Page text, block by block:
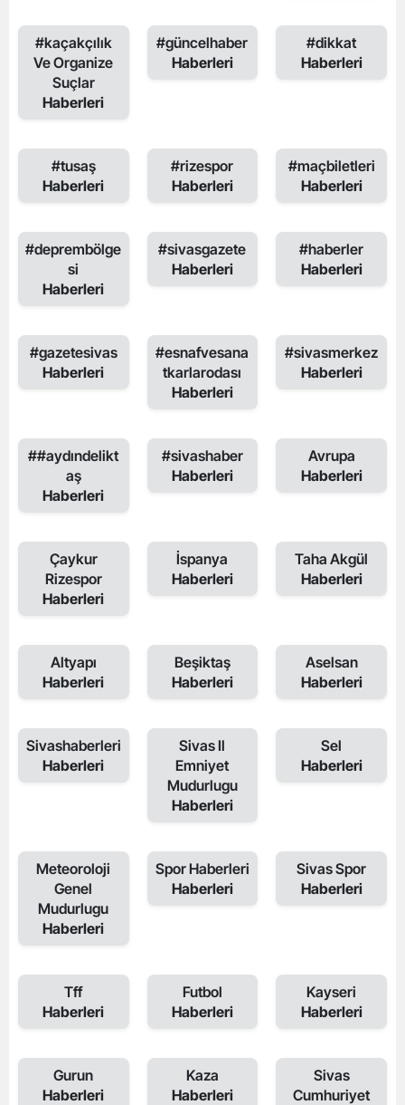
#kaçakçılık
Ve Organize
Suçlar
Haberleri
#güncelhaber
Haberleri
#dikkat
Haberleri
#tusaş
Haberleri
#rizespor
Haberleri
#maçbiletleri
Haberleri
#deprembölge
si
Haberleri
#sivasgazete
Haberleri
#haberler
Haberleri
#gazetesivas
Haberleri
#esnafvesana
tkarlarodası
Haberleri
#sivasmerkez
Haberleri
##aydındelikt
aş
Haberleri
#sivashaber
Haberleri
Avrupa
Haberleri
Çaykur
Rizespor
Haberleri
İspanya
Haberleri
Taha Akgül
Haberleri
Altyapı
Haberleri
Beşiktaş
Haberleri
Aselsan
Haberleri
Sivashaberleri
Haberleri
Sivas Il
Emniyet
Mudurlugu
Haberleri
Sel
Haberleri
Meteoroloji
Genel
Mudurlugu
Haberleri
Spor Haberleri
Haberleri
Sivas Spor
Haberleri
Tff
Haberleri
Futbol
Haberleri
Kayseri
Haberleri
Gurun
Haberleri
Kaza
Haberleri
Sivas
Cumhuriyet